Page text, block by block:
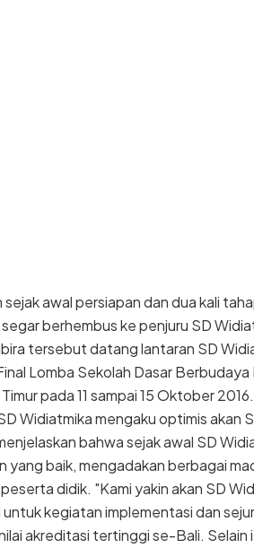
sejak awal persiapan dan dua kali
berhembus ke penjuru SD
tersebut datang lantaran SD
Lomba Sekolah Dasar
pada 11 sampai 15 Oktober
Widiatmika mengaku optimis akan
bahwa sejak awal SD
yang baik, mengadakan berbagai
didik. "Kami yakin akan SD
kegiatan implementasi dan
akreditasi tertinggi se-Bali.